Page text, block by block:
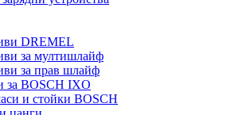
DREMEL
за мултишлайф
за прав шлайф
за BOSCH IXO
и стойки BOSCH